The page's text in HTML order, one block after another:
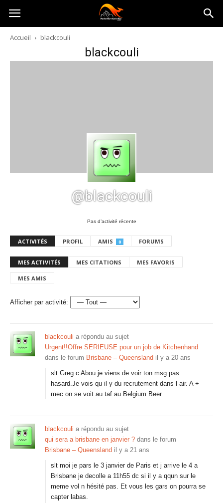
Australia-
australie.com
Accueil blackcouli
blackcouli
@blackcouli
Pas d’activité récente
ACTIVITÉS PROFIL AMIS 0 FORUMS
MES ACTIVITÉS MES CITATIONS MES FAVORIS
MES AMIS
Afficher par activité:
blackcouli a répondu au sujet
Urgent!!Offre SERIEUSE pour un job de Kitchenhand
dans le forum Brisbane – Queensland il y a 20 ans
slt Greg c Abou je viens de voir ton msg pas
hasard.Je vois qu il y du recrutement dans l air. A +
mec on se voit au taf au Belgium Beer
blackcouli a répondu au sujet
qui sera a brisbane en janvier ? dans le forum
Brisbane – Queensland il y a 21 ans
slt moi je pars le 3 janvier de Paris et j arrive le 4 a
Brisbane je decolle a 11h55 dc si il y a qqun sur le
meme vol n hésité pas. Et vous les gars on pourra se
capter labas.